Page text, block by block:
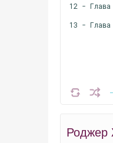
12 - Глава
13 - Глава
Роджер